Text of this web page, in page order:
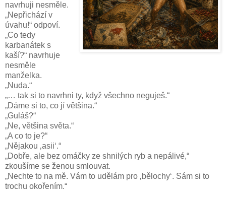
navrhuji nesměle.
„Nepřichází v
úvahu!“ odpoví.
„Co tedy
karbanátek s
kaší?“ navrhuje
nesměle
manželka.
„Nuda.“
„… tak si to navrhni ty, když všechno neguješ.“
„Dáme si to, co jí většina.“
„Guláš?“
„Ne, většina světa.“
„A co to je?“
„Nějakou ‚asii‘.“
„Dobře, ale bez omáčky ze shnilých ryb a nepálivé,“
zkoušíme se ženou smlouvat.
„Nechte to na mě. Vám to udělám pro ‚bělochy‘. Sám si to
trochu okořením.“